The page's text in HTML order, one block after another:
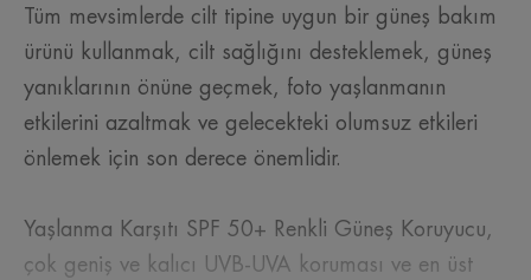
Tüm mevsimlerde cilt tipine uygun bir güneş bakım
ürünü kullanmak, cilt sağlığını desteklemek, güneş
yanıklarının önüne geçmek, foto yaşlanmanın
etkilerini azaltmak ve gelecekteki olumsuz etkileri
önlemek için son derece önemlidir.
Yaşlanma Karşıtı SPF 50+ Renkli Güneş Koruyucu,
çok geniş ve kalıcı UVB-UVA koruması ve en üst